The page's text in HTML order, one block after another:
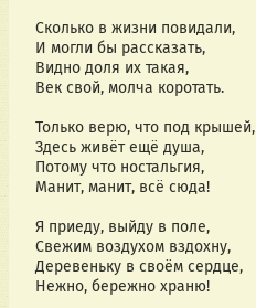
Сколько в жизни повидали,
И могли бы рассказать,
Видно доля их такая,
Век свой, молча коротать.
Только верю, что под крышей,
Здесь живёт ещё душа,
Потому что ностальгия,
Манит, манит, всё сюда!
Я приеду, выйду в поле,
Свежим воздухом вздохну,
Деревеньку в своём сердце,
Нежно, бережно храню!